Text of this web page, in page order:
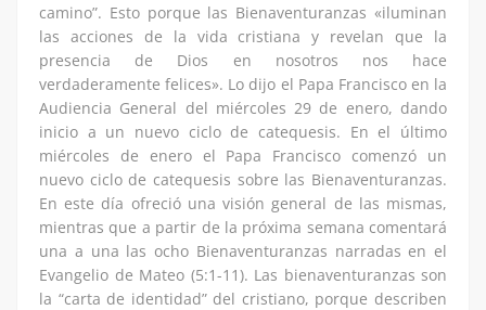
camino”. Esto porque las Bienaventuranzas «iluminan
las acciones de la vida cristiana y revelan que la
presencia de Dios en nosotros nos hace
verdaderamente felices». Lo dijo el Papa Francisco en la
Audiencia General del miércoles 29 de enero, dando
inicio a un nuevo ciclo de catequesis. En el último
miércoles de enero el Papa Francisco comenzó un
nuevo ciclo de catequesis sobre las Bienaventuranzas.
En este día ofreció una visión general de las mismas,
mientras que a partir de la próxima semana comentará
una a una las ocho Bienaventuranzas narradas en el
Evangelio de Mateo (5:1-11). Las bienaventuranzas son
la “carta de identidad” del cristiano, porque describen